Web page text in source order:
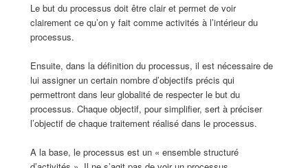
Le but du processus doit être clair et permet de voir
clairement ce qu’on y fait comme activités à l’intérieur du
processus.
Ensuite, dans la définition du processus, il est nécessaire de
lui assigner un certain nombre d’objectifs précis qui
permettront dans leur globalité de respecter le but du
processus. Chaque objectif, pour simplifier, sert à préciser
l’objectif de chaque traitement réalisé dans le processus.
A la base, le processus est un « ensemble structuré